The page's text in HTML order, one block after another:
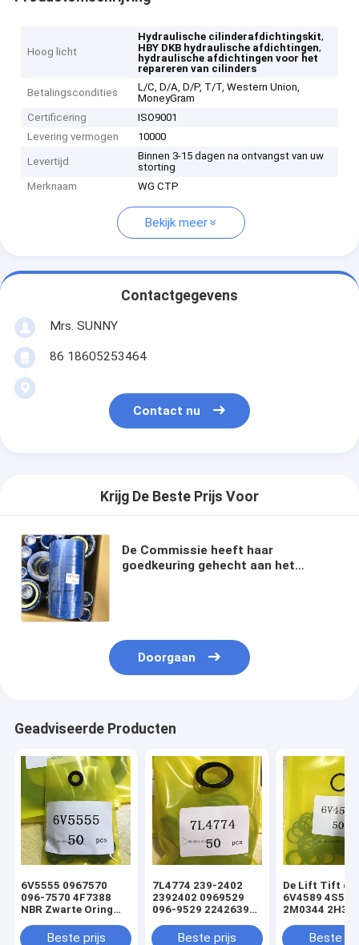
Hoog licht
Hydraulische cilinderafdichtingskit,
HBY DKB hydraulische afdichtingen,
hydraulische afdichtingen voor het
repareren van cilinders
Betalingscondities
L/C, D/A, D/P, T/T, Western Union,
MoneyGram
Certificering
ISO9001
Levering vermogen
10000
Levertijd
Binnen 3-15 dagen na ontvangst van uw
storting
Merknaam
WG CTP
Bekijk meer
Contactgegevens
Mrs. SUNNY
86 18605253464
Contact nu
Krijg De Beste Prijs Voor
De Commissie heeft haar
goedkeuring gehecht aan het
Doorgaan
Geadviseerde Producten
6V5555 0967570
096-7570 4F7388
NBR Zwarte Oring
cilinderladerafdichtingsset
Beste prijs
7L4774 239-2402
2392402 0969529
096-9529 2242639
Zwarte Oring
Beste prijs
De Lift Tift die
6V4589
2M0344
Beste